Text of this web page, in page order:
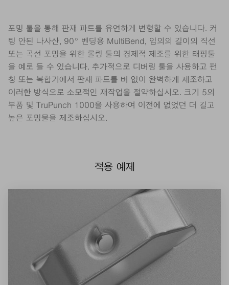
포밍 툴을 통해 판재 파트를 유연하게 변형할 수 있습니다. 커
팅 안된 나사산, 90° 벤딩용 MultiBend, 임의의 길이의 직선
또는 곡선 포밍을 위한 롤링 툴의 경제적 제조를 위한 태핑툴
을 예로 들 수 있습니다. 추가적으로 디버링 툴을 사용하고 펀
칭 또는 복합기에서 판재 파트를 버 없이 완벽하게 제조하고
이러한 방식으로 소모적인 재작업을 절약하십시오. 크기 5의
부품 및 TruPunch 1000을 사용하여 이전에 없었던 더 길고
높은 포밍물을 제조하십시오.
적용 예제